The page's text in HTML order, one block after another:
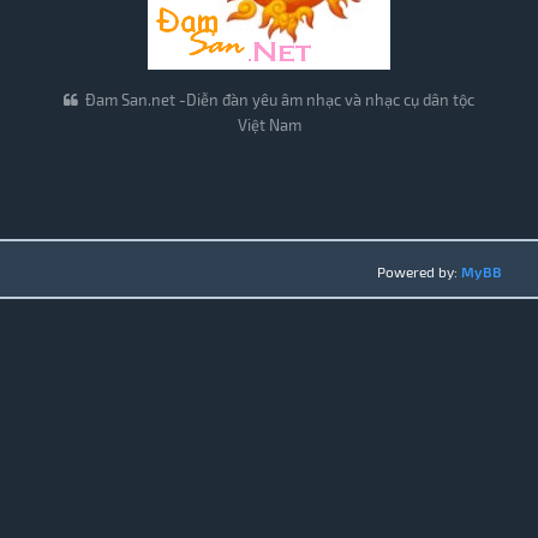
Đam San.net -Diễn đàn yêu âm nhạc và nhạc cụ dân tộc
Việt Nam
Powered by: MyBB